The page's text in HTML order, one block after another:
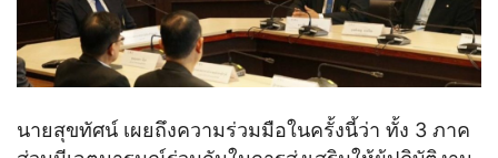
นายสุขทัศน์ เผยถึงความร่วมมือในครั้งนี้ว่า ทั้ง 3 ภาค